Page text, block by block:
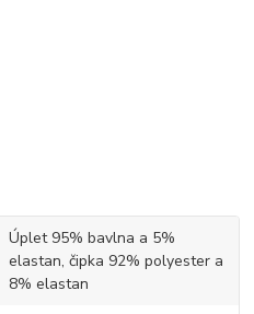
Úplet 95% bavlna a 5%
elastan, čipka 92% polyester a
8% elastan